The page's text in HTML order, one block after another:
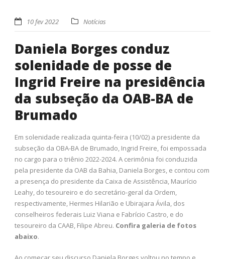
10 fev 2022 Notícias
Daniela Borges conduz
solenidade de posse de
Ingrid Freire na presidência
da subseção da OAB-BA de
Brumado
Em solenidade realizada quinta-feira (10/02) a presidente da
subseção da OBA-BA de Brumado, Ingrid Freire, foi empossada
no cargo para o triênio 2022-2024. A cerimônia foi conduzida
pela presidente da OAB da Bahia, Daniela Borges, e contou com
a presença do presidente da Caixa de Assistência, Maurício
Leahy, do tesoureiro e do secretário-geral da Ordem,
respectivamente, Hermes Hilarião e Ubirajara Ávila, dos
conselheiros federais Luiz Viana e Fabrício Castro, e do
tesoureiro da CAAB, Filipe Abreu. Confira galeria de fotos
abaixo.